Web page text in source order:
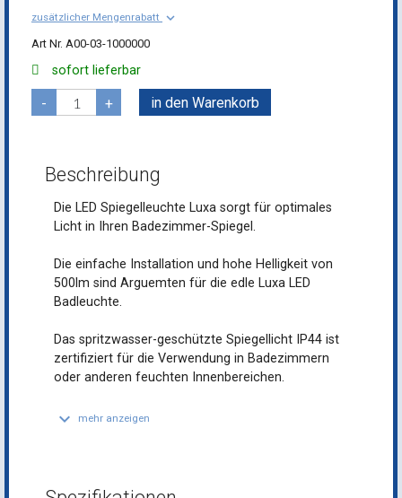
zusätzlicher Mengenrabatt keyboard_arrow_down
A00-03-1000000
sofort lieferbar
- + in den Warenkorb
Beschreibung
Die LED Spiegelleuchte Luxa sorgt für optimales
Licht in Ihren Badezimmer-Spiegel.
Die einfache Installation und hohe Helligkeit von
500lm sind Arguemten für die edle Luxa LED
Badleuchte.
Das spritzwasser-geschützte Spiegellicht IP44 ist
zertifiziert für die Verwendung in Badezimmern
oder anderen feuchten Innenbereichen.
keyboard_arrow_down mehr anzeigen